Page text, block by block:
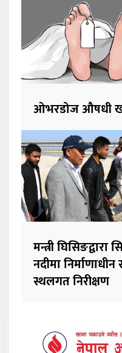
ओभरडोज औषधी
मन्त्री
नदीमा
स्थलगत निरीक्षण